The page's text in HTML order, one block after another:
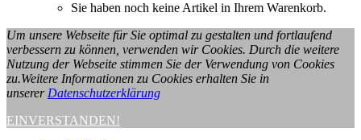
Sie haben noch keine Artikel in Ihrem Warenkorb.
Um unsere Webseite für Sie optimal zu gestalten und fortlaufend
verbessern zu können, verwenden wir Cookies. Durch die weitere
Nutzung der Webseite stimmen Sie der Verwendung von Cookies
zu.Weitere Informationen zu Cookies erhalten Sie in
unserer Datenschutzerklärung
EINVERSTANDEN!